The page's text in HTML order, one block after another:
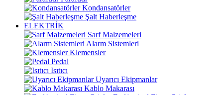
Kondansatörler
Şalt Haberleşme
ELEKTRİK
Sarf Malzemeleri
Alarm Sistemleri
Klemensler
Pedal
Isıtıcı
Uyarıcı Ekipmanlar
Kablo Makarası